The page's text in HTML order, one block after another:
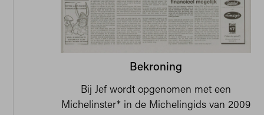
Bekroning
Bij Jef wordt opgenomen met een
Michelinster* in de Michelingids van 2009